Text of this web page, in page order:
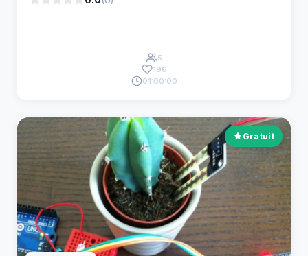
5
196
01:00:00
Gratuit